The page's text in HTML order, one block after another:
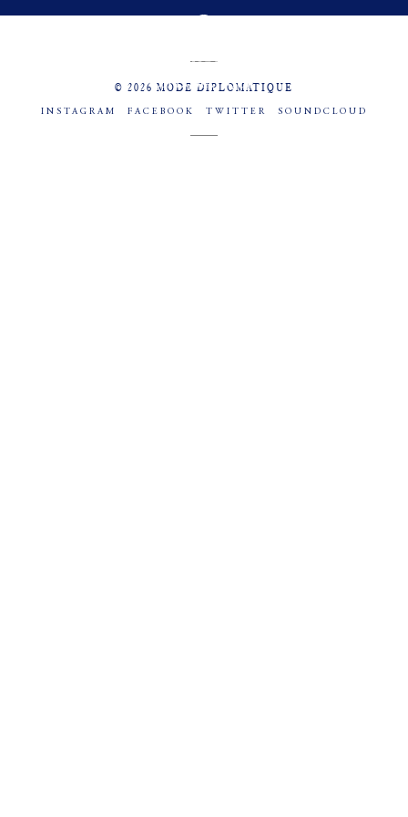
© 2026 MODE DIPLOMATIQUE
INSTAGRAM FACEBOOK TWITTER SOUNDCLOUD